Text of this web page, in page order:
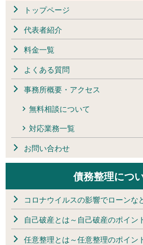
トップページ
代表者紹介
料金一覧
よくある質問
事務所概要・アクセス
無料相談について
対応業務一覧
お問い合わせ
債務整理につ
コロナウイルスの影響でローンな
自己破産とは～自己破産のポイン
任意整理とは～任意整理のポイン